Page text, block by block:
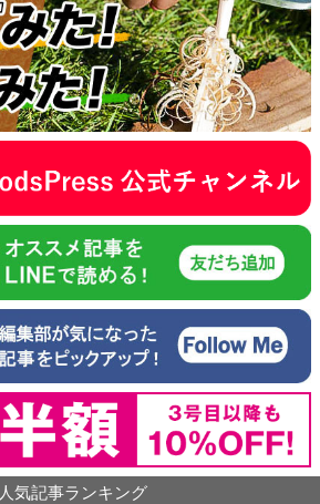
人気記事ランキング